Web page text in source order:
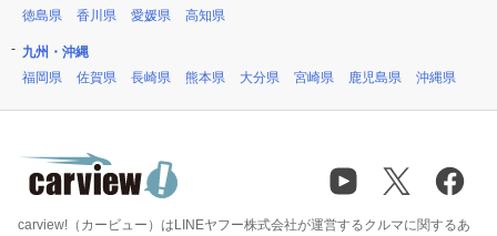
徳島県
香川県 愛媛県 高知県
九州・沖縄
福岡県
佐賀県 長崎県 熊本県 大分県 宮崎県 鹿児島県 沖縄県
carview!（カービュー）はLINEヤフー株式会社が運営するクルマに関するあ